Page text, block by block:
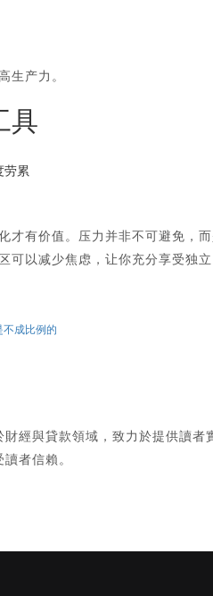
生产力。
具
劳累
才有价值。压力并非不可避免，
以减少焦虑，让你充分享受独
不成比例的
經與貸款領域，致力於提供讀
者信賴。